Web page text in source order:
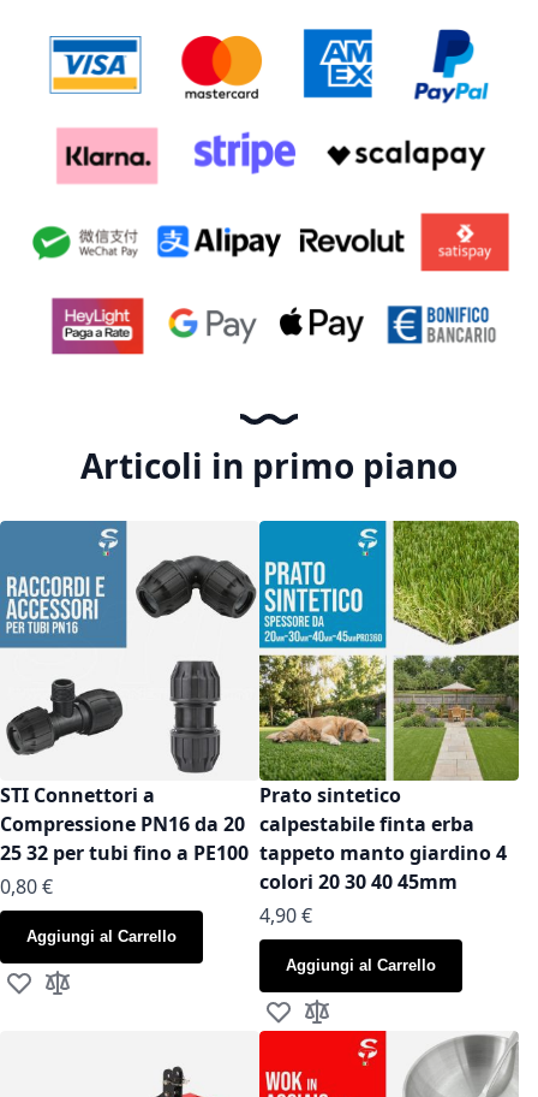
Articoli in primo piano
STI Connettori a
Compressione PN16 da 20
25 32 per tubi fino a PE100
As low as
0,80 €
Aggiungi al Carrello
Aggiungi alla lista desideri
Aggiungi al confronto
Prato sintetico
calpestabile finta erba
tappeto manto giardino 4
colori 20 30 40 45mm
As low as
4,90 €
Aggiungi al Carrello
Aggiungi alla lista desideri
Aggiungi al confronto